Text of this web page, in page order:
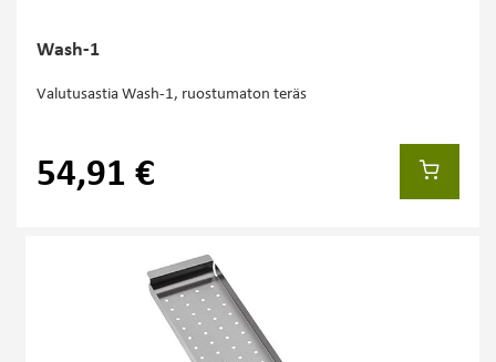
Wash-1
Valutusastia Wash-1, ruostumaton teräs
54,91 €